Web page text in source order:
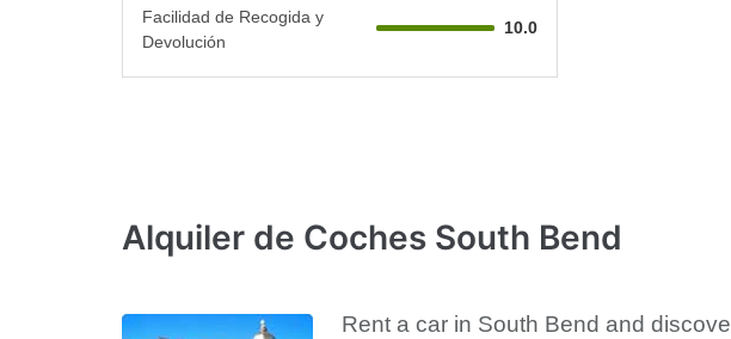
Facilidad de Recogida y
Devolución
10.0
Alquiler de Coches South Bend
Rent a car in South Bend and